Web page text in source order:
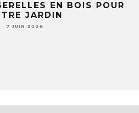
EN BOIS POUR
JARDIN
7 JUIN 2026